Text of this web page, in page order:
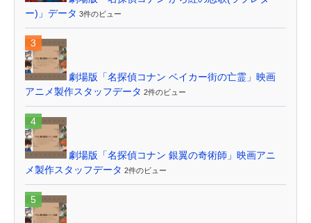
ー)」データ 3件のビュー
劇場版「名探偵コナン ベイカー街の亡霊」映画
アニメ製作スタッフデータ 2件のビュー
劇場版「名探偵コナン 銀翼の奇術師」映画アニ
メ製作スタッフデータ 2件のビュー